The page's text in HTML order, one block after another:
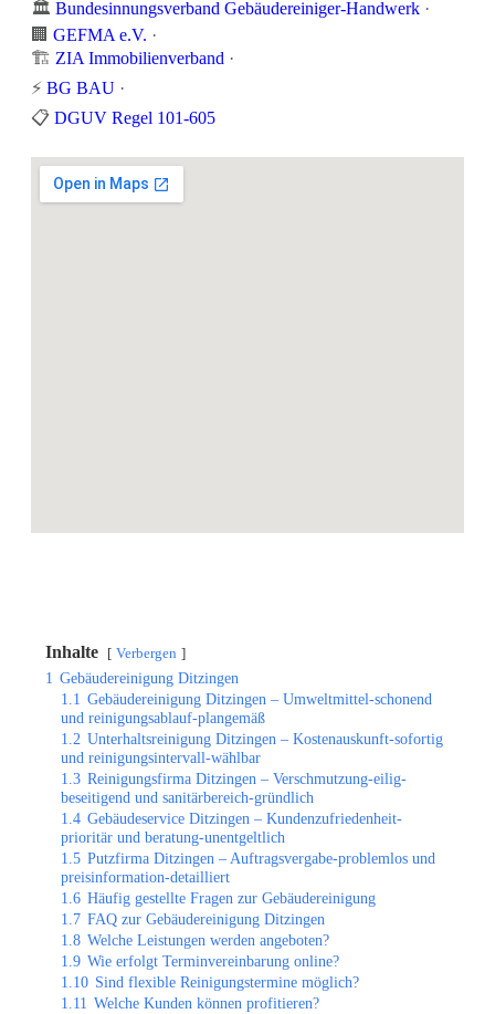
🏛️ Bundesinnungsverband Gebäudereiniger-Handwerk ·
🏢 GEFMA e.V. ·
🏗️ ZIA Immobilienverband ·
⚡ BG BAU ·
📋 DGUV Regel 101-605
Inhalte Verbergen
1 Gebäudereinigung Ditzingen
1.1 Gebäudereinigung Ditzingen – Umweltmittel-schonend
und reinigungsablauf-plangemäß
1.2 Unterhaltsreinigung Ditzingen – Kostenauskunft-sofortig
und reinigungsintervall-wählbar
1.3 Reinigungsfirma Ditzingen – Verschmutzung-eilig-
beseitigend und sanitärbereich-gründlich
1.4 Gebäudeservice Ditzingen – Kundenzufriedenheit-
prioritär und beratung-unentgeltlich
1.5 Putzfirma Ditzingen – Auftragsvergabe-problemlos und
preisinformation-detailliert
1.6 Häufig gestellte Fragen zur Gebäudereinigung
1.7 FAQ zur Gebäudereinigung Ditzingen
1.8 Welche Leistungen werden angeboten?
1.9 Wie erfolgt Terminvereinbarung online?
1.10 Sind flexible Reinigungstermine möglich?
1.11 Welche Kunden können profitieren?